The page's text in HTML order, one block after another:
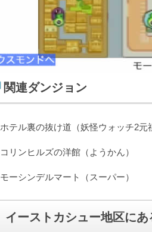
関連ダンジョン
ホテル裏の抜け道（妖怪ウォッチ2元
コリンヒルズの洋館（ようかん）
モーシンデルマート（スーパー）
イーストカシュー地区にあ